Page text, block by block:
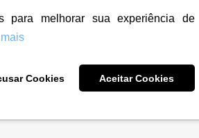
para melhorar sua experiência de
Cookies Aceitar Cookies